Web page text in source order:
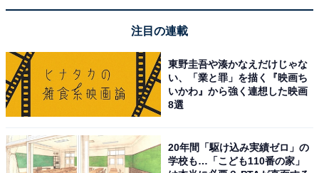
注目の連載
東野圭吾や湊かなえだけじゃな
い、「業と罪」を描く『映画ち
いかわ』から強く連想した映画
8選
20年間「駆け込み実績ゼロ」の
学校も…「こども110番の家」